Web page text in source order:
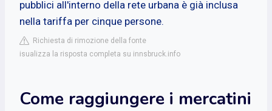
pubblici all'interno della rete urbana è già inclusa
nella tariffa per cinque persone.
Richiesta di rimozione della fonte
isualizza la risposta completa su innsbruck.info
Come raggiungere i mercatini